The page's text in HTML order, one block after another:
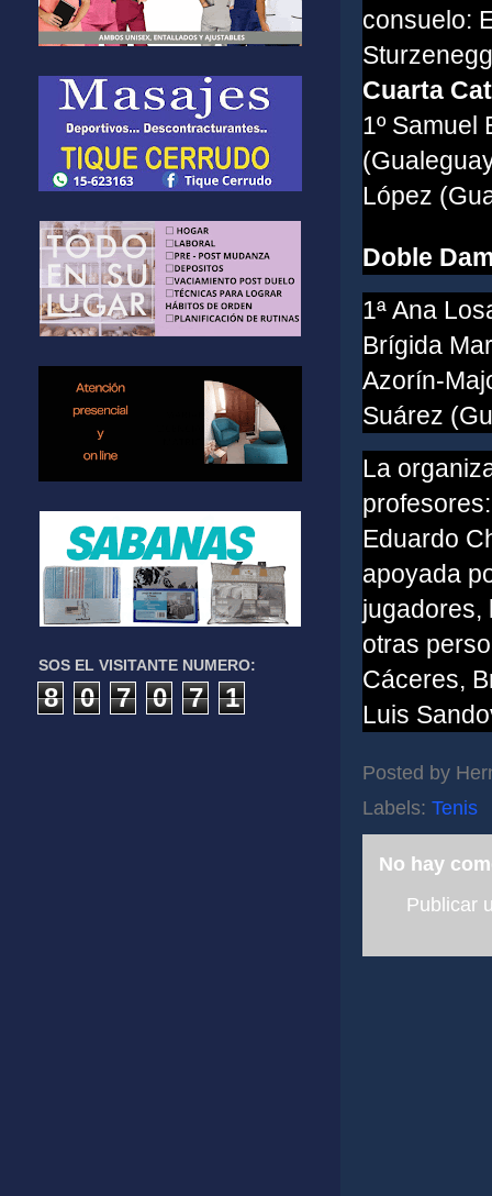
consuelo:
Cuarta
1º Samuel
López
Doble
1ª Ana
Brígida
Azorín-
Suárez
La
Eduardo
apoyada
jugadores,
otras
Cáceres,
Luis
Posted by
Labels: Tenis
No hay
Publicar
SOS EL VISITANTE NUMERO:
8 0 7 0 7 1